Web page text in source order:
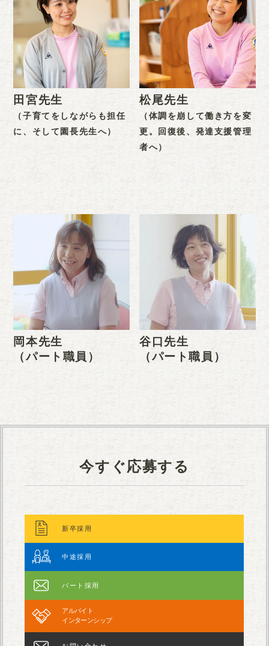
田宮先生
（子育てをしながらも担任
に、そして園長先生へ）
松尾先生
（体調を崩して働き方を変
更。回復後、発達支援管理
者へ）
岡本先生
（パート職員）
谷口先生
（パート職員）
今すぐ応募する
新卒採用
中途採用
パート採用
アルバイト
インターンシップ